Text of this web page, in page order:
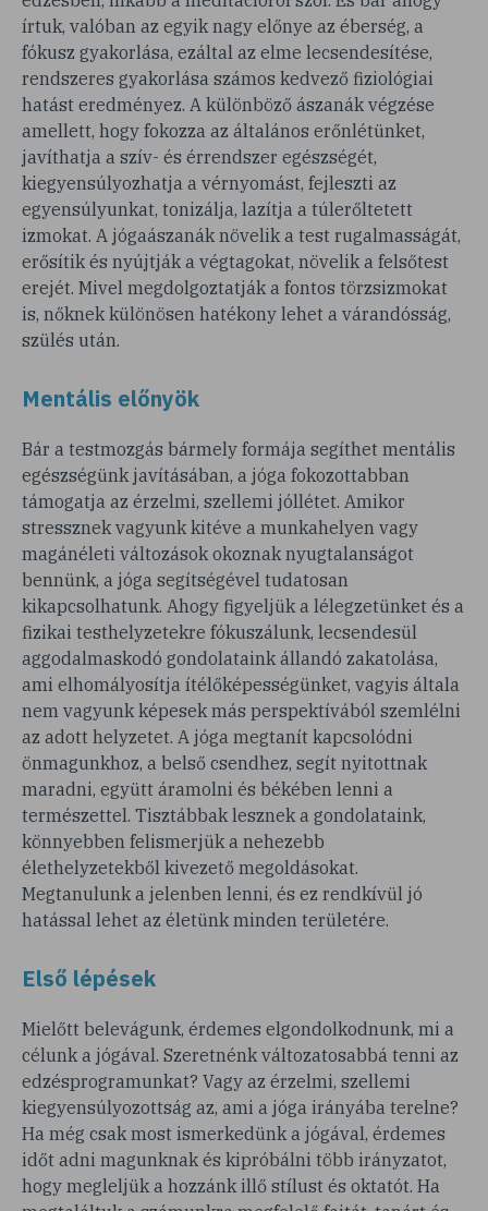
írtuk, valóban az egyik nagy előnye az éberség, a
fókusz gyakorlása, ezáltal az elme lecsendesítése,
rendszeres gyakorlása számos kedvező fiziológiai
hatást eredményez. A különböző ászanák végzése
amellett, hogy fokozza az általános erőnlétünket,
javíthatja a szív- és érrendszer egészségét,
kiegyensúlyozhatja a vérnyomást, fejleszti az
egyensúlyunkat, tonizálja, lazítja a túlerőltetett
izmokat. A jógaászanák növelik a test rugalmasságát,
erősítik és nyújtják a végtagokat, növelik a felsőtest
erejét. Mivel megdolgoztatják a fontos törzsizmokat
is, nőknek különösen hatékony lehet a várandósság,
szülés után.
Mentális előnyök
Bár a testmozgás bármely formája segíthet mentális
egészségünk javításában, a jóga fokozottabban
támogatja az érzelmi, szellemi jóllétet. Amikor
stressznek vagyunk kitéve a munkahelyen vagy
magánéleti változások okoznak nyugtalanságot
bennünk, a jóga segítségével tudatosan
kikapcsolhatunk. Ahogy figyeljük a lélegzetünket és a
fizikai testhelyzetekre fókuszálunk, lecsendesül
aggodalmaskodó gondolataink állandó zakatolása,
ami elhomályosítja ítélőképességünket, vagyis általa
nem vagyunk képesek más perspektívából szemlélni
az adott helyzetet. A jóga megtanít kapcsolódni
önmagunkhoz, a belső csendhez, segít nyitottnak
maradni, együtt áramolni és békében lenni a
természettel. Tisztábbak lesznek a gondolataink,
könnyebben felismerjük a nehezebb
élethelyzetekből kivezető megoldásokat.
Megtanulunk a jelenben lenni, és ez rendkívül jó
hatással lehet az életünk minden területére.
Első lépések
Mielőtt belevágunk, érdemes elgondolkodnunk, mi a
célunk a jógával. Szeretnénk változatosabbá tenni az
edzésprogramunkat? Vagy az érzelmi, szellemi
kiegyensúlyozottság az, ami a jóga irányába terelne?
Ha még csak most ismerkedünk a jógával, érdemes
időt adni magunknak és kipróbálni több irányzatot,
hogy megleljük a hozzánk illő stílust és oktatót. Ha